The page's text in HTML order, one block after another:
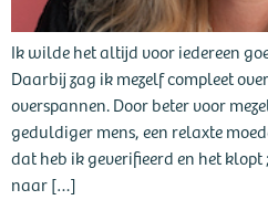
Ik wilde het altijd voor iedereen
Daarbij zag ik mezelf compleet
overspannen. Door beter voor
geduldiger mens, een relaxte
dat heb ik geverifieerd en het klopt
naar […]